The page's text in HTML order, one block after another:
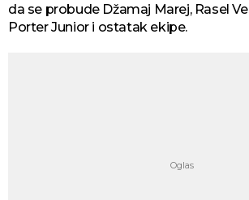
da se probude Džamaj Marej, Rasel
Porter Junior i ostatak ekipe.